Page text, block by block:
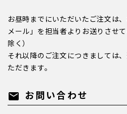
お昼時までにいただいたご注文は
メール」を担当者よりお送りさせ
除く）
それ以降のご注文につきましては
ただきます。
mail お問い合わせ